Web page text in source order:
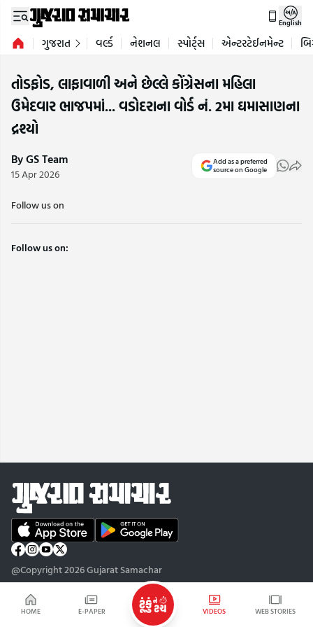
HOME E-PAPER VIDEOS WEB STORIES
English
ગુજરાત વર્લ્ડ નેશનલ સ્પોર્ટ્સ એન્ટરટેઈનમેન્ટ
તોડફોડ, લાફાવાળી અને છેલ્લે કોંગ્રેસના મહિલા
ઉમેદવાર ભાજપમાં... વડોદરાના વોર્ડ નં. 2મા ઘમાસાણના
દ્રશ્યો
By GS Team
15 Apr 2026
Add as a preferred
source on Google
Follow us on
Follow us on:
@Copyright 2026 Gujarat Samachar